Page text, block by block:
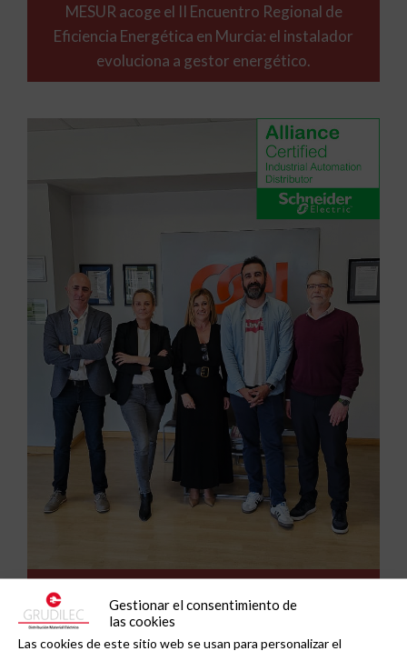
Gestionar el consentimiento de
las cookies
Las cookies de este sitio web se usan para personalizar el
MESUR acoge el II Encuentro Regional de
Eficiencia Energética en Murcia: el instalador
evoluciona a gestor energético.
industrial con la clasificación como Certified IAD
de Schneider Electric .